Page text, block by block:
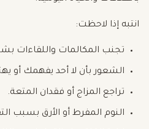
انتبه إذا لاحظت:
تجنب المكالمات واللقاءات
الشعور بأن لا أحد يفهمك أو
تراجع المزاج أو فقدان المتعة.
النوم المفرط أو الأرق بسبب